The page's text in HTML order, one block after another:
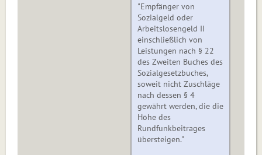
"Empfänger von
Sozialgeld oder
Arbeitslosengeld II
einschließlich von
Leistungen nach § 22
des Zweiten Buches des
Sozialgesetzbuches,
soweit nicht Zuschläge
nach dessen § 4
gewährt werden, die die
Höhe des
Rundfunkbeitrages
übersteigen."